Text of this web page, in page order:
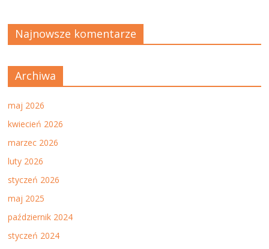
Najnowsze komentarze
Archiwa
maj 2026
kwiecień 2026
marzec 2026
luty 2026
styczeń 2026
maj 2025
październik 2024
styczeń 2024